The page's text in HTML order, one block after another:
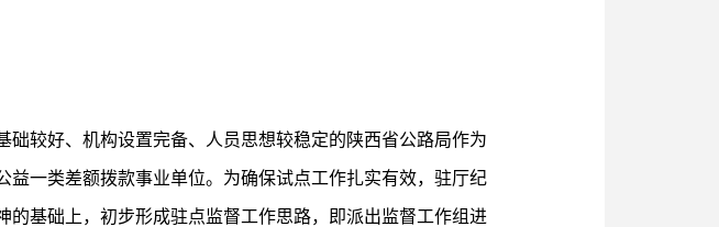
较好、机构设置完备、人员思想较稳定的陕西省公路局作为
一类差额拨款事业单位。为确保试点工作扎实有效，驻厅纪
基础上，初步形成驻点监督工作思路，即派出监督工作组进